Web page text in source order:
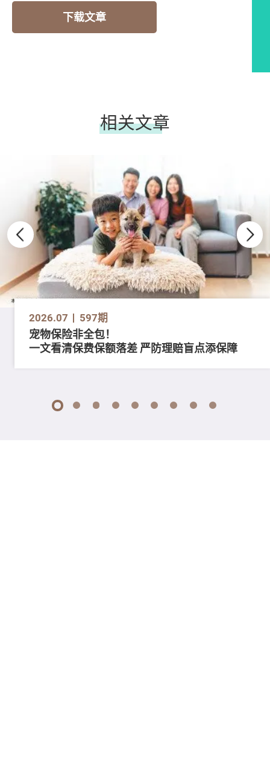
下载文章
相关文章
2026.07 597期
宠物保险非全包！
一文看清保费保额落差 严防理赔盲点添保障
1 2 3 4 5 6 7 8 9